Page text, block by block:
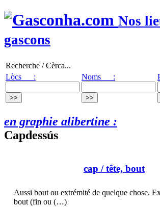
Nos
gascons
Recherche / Cèrca...
Lòcs :
Noms :
en graphie alibertine :
Capdessús
cap / tête, bout
Aussi bout ou extrémité de quelque chose.
bout (fin ou (…)